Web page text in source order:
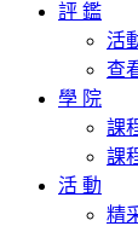
評 鑑
活
查
學 院
課
課
活 動
精